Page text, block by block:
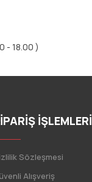
- 18.00 )
İŞLEMLERİ
Sözleşmesi
Alışveriş